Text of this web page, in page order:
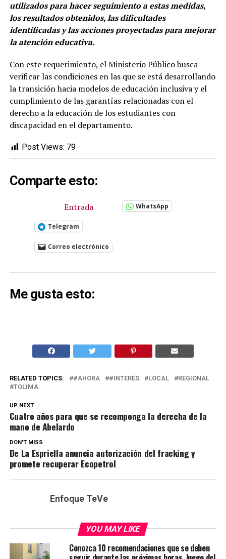
utilizados para hacer seguimiento a estas medidas,
los resultados obtenidos, las dificultades
identificadas y las acciones proyectadas para mejorar
la atención educativa.
Con este requerimiento, el Ministerio Público busca
verificar las condiciones en las que se está desarrollando
la transición hacia modelos de educación inclusiva y el
cumplimiento de las garantías relacionadas con el
derecho a la educación de los estudiantes con
discapacidad en el departamento.
Post Views: 79
Comparte esto:
Entrada WhatsApp
Telegram
Correo electrónico
Me gusta esto:
RELATED TOPICS: #AHORA #INTERÉS LOCAL
REGIONAL
TOLIMA
UP NEXT
Cuatro años para que se recomponga la derecha de la
mano de Abelardo
DON'T MISS
De La Espriella anuncia autorización del fracking y
promete recuperar Ecopetrol
Enfoque TeVe
YOU MAY LIKE
Conozca 10 recomendaciones que se deben